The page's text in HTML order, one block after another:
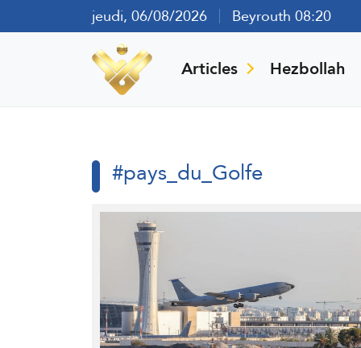
jeudi, 06/08/2026 Beyrouth 08:20
Articles Hezbollah
#pays_du_Golfe